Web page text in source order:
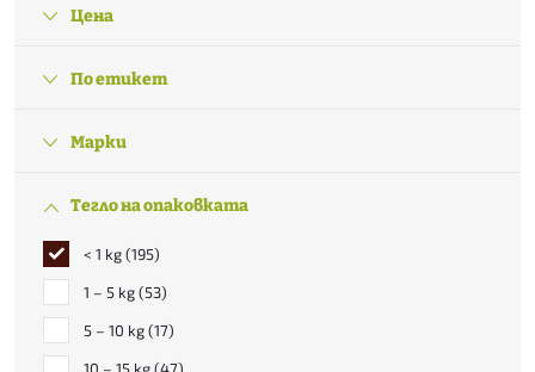
Цена
По етикет
Марки
Тегло на опаковката
< 1 kg 195
1 – 5 kg 53
5 – 10 kg 17